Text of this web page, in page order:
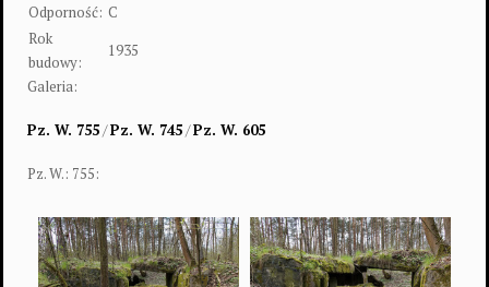
Odporność: C
Rok
budowy:
1935
Galeria:
Pz. W. 755/Pz. W. 745/Pz. W. 605
Pz. W.: 755: